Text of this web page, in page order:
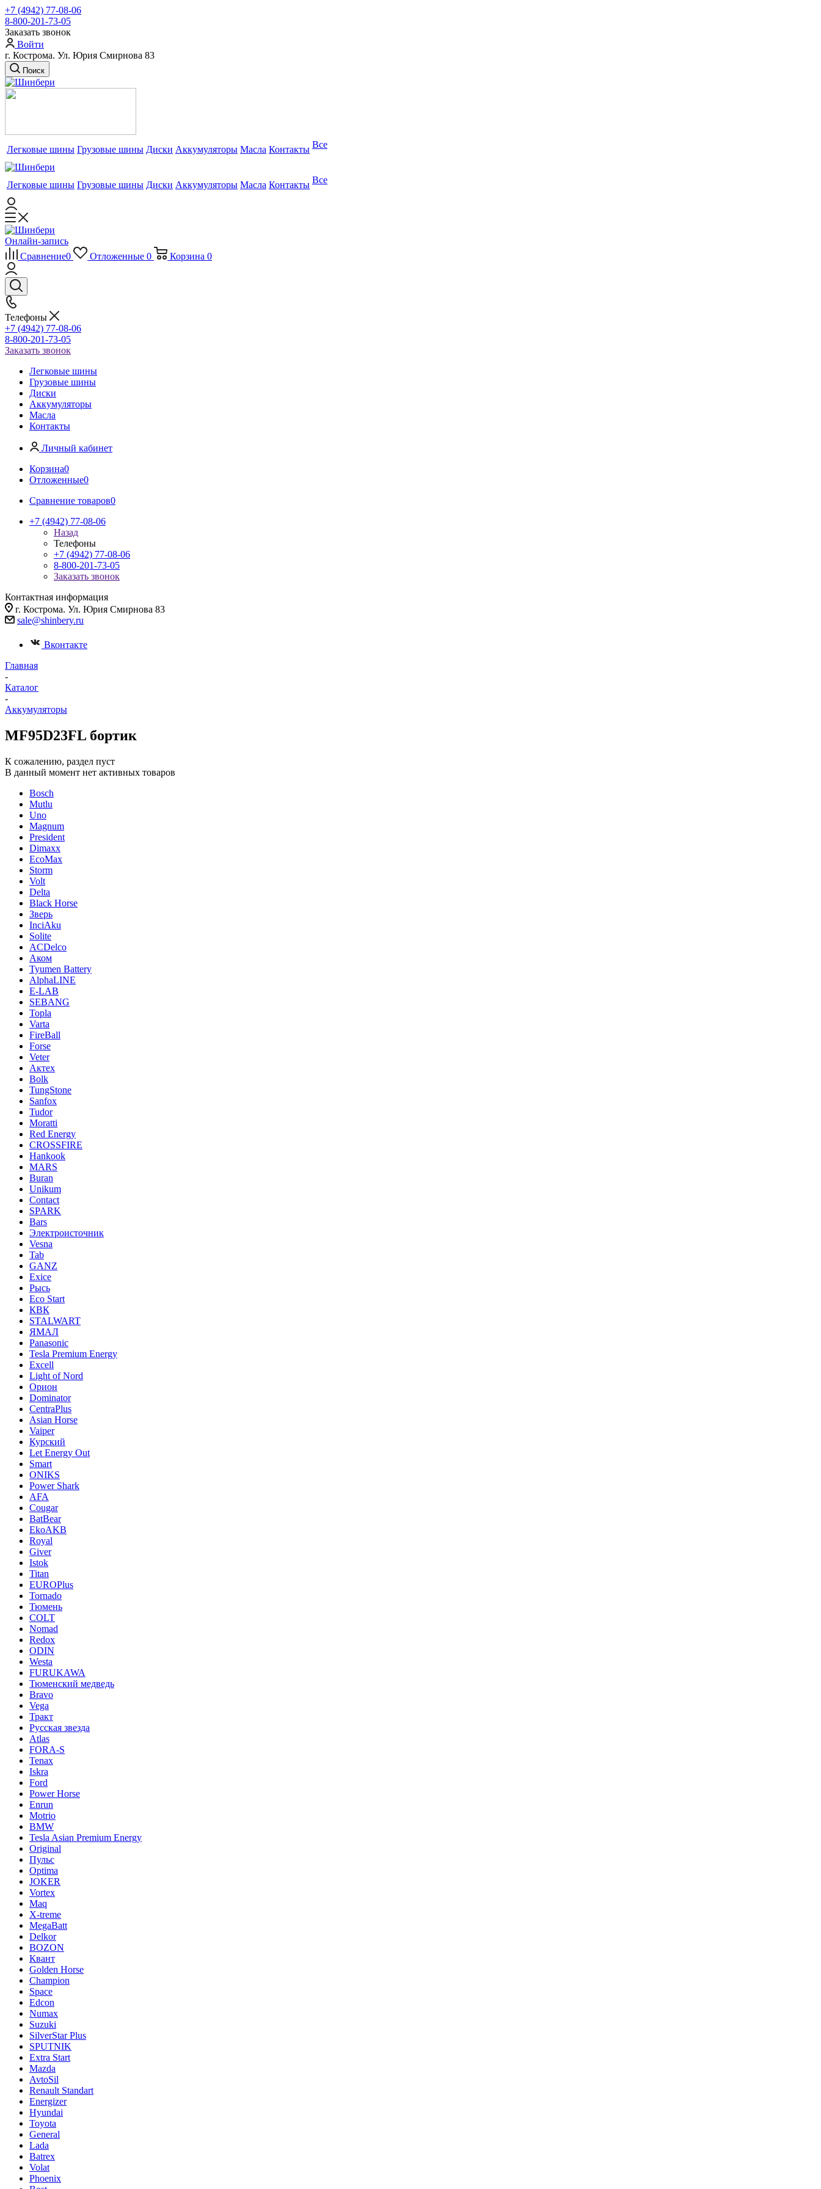
+7 (4942) 77-08-06
8-800-201-73-05
Заказать звонок
Войти
г. Кострома. Ул. Юрия Смирнова 83
Поиск
Легковые шины Грузовые шины Диски Аккумуляторы Масла Контакты Все
Легковые шины Грузовые шины Диски Аккумуляторы Масла Контакты Все
Онлайн-запись
Сравнение0 Отложенные 0 Корзина 0
Телефоны
+7 (4942) 77-08-06
8-800-201-73-05
Заказать звонок
Легковые шины
Грузовые шины
Диски
Аккумуляторы
Масла
Контакты
Личный кабинет
Корзина0
Отложенные0
Сравнение товаров0
+7 (4942) 77-08-06
Назад
Телефоны
+7 (4942) 77-08-06
8-800-201-73-05
Заказать звонок
Контактная информация
г. Кострома. Ул. Юрия Смирнова 83
sale@shinbery.ru
Вконтакте
Главная
-
Каталог
-
Аккумуляторы
MF95D23FL бортик
К сожалению, раздел пуст
В данный момент нет активных товаров
Bosch
Mutlu
Uno
Magnum
President
Dimaxx
EcoMax
Storm
Volt
Delta
Black Horse
Зверь
InciAku
Solite
ACDelco
Аком
Tyumen Battery
AlphaLINE
E-LAB
SEBANG
Topla
Varta
FireBall
Forse
Veter
Актех
Bolk
TungStone
Sanfox
Tudor
Moratti
Red Energy
CROSSFIRE
Hankook
MARS
Buran
Unikum
Contact
SPARK
Bars
Электроисточник
Vesna
Tab
GANZ
Exice
Рысь
Eco Start
КВК
STALWART
ЯМАЛ
Panasonic
Tesla Premium Energy
Excell
Light of Nord
Орион
Dominator
CentraPlus
Asian Horse
Vaiper
Курский
Let Energy Out
Smart
ONIKS
Power Shark
AFA
Cougar
BatBear
EkoAKB
Royal
Giver
Istok
Titan
EUROPlus
Tornado
Тюмень
COLT
Nomad
Redox
ODIN
Westa
FURUKAWA
Тюменский медведь
Bravo
Vega
Тракт
Русская звезда
Atlas
FORA-S
Tenax
Iskra
Ford
Power Horse
Enrun
Motrio
BMW
Tesla Asian Premium Energy
Original
Пульс
Optima
JOKER
Vortex
Maq
X-treme
MegaBatt
Delkor
BOZON
Квант
Golden Horse
Champion
Space
Edcon
Numax
Suzuki
SilverStar Plus
SPUTNIK
Extra Start
Mazda
AvtoSil
Renault Standart
Energizer
Hyundai
Toyota
General
Lada
Batrex
Volat
Phoenix